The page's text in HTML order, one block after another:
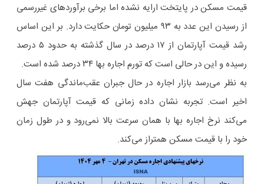
قیمت مسکن در پایتخت ارایه نشده اما برخی برآوردهای غیررسمی
از رسیدن این عدد به ۹۳ میلیون تومان حکایت دارد. بر این اساس
رشد قیمت آپارتمان از ۱۷ درصد در سال گذشته به حدود ۵ درصد
رسیده و این در حالی است که تورم اجاره بها ۳۴ درصد شده است.
به نظر می‌رسد بازار اجاره در حال جبران عقب‌ماندگی هفت سال
اخیر است. تجربه نشان داده زمانی که قیمت آپارتمان جهش
می‌کند نرخ اجاره بها با همان سرعت بالا نمی‌رود و در طول زمان
خود را با قیمت مسکن همتراز می‌کند.